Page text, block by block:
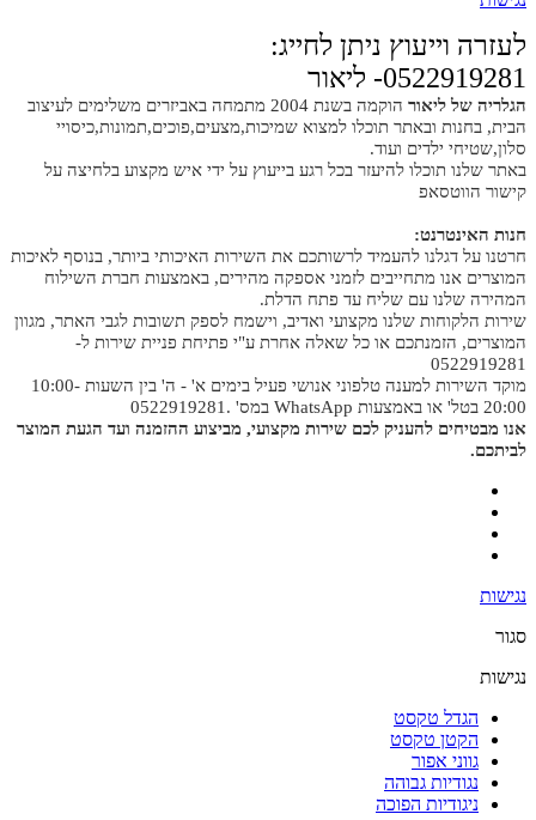
לעזרה וייעוץ ניתן לחייג:
0522919281- ליאור
הגלריה של ליאור
הוקמה בשנת 2004 מתמחה באביזרים משלימים לעיצוב
הבית, בחנות ובאתר תוכלו למצוא שמיכות,מצעים,פוכים,תמונות,כיסויי
סלון,שטיחי ילדים ועוד.
באתר שלנו תוכלו להיעזר בכל רגע בייעוץ על ידי איש מקצוע בלחיצה על
קישור הווטסאפ
חנות האינטרנט:
חרטנו על דגלנו להעמיד לרשותכם את השירות האיכותי ביותר, בנוסף לאיכות
המוצרים אנו מתחייבים לזמני אספקה מהירים, באמצעות חברת השילוח
המהירה שלנו עם שליח עד פתח הדלת.
שירות הלקוחות שלנו מקצועי ואדיב, וישמח לספק תשובות לגבי האתר, מגוון
המוצרים, הזמנתכם או כל שאלה אחרת ע"י פתיחת פניית שירות ל-
0522919281
מוקד השירות למענה טלפוני אנושי פעיל בימים א' - ה' בין השעות 10:00-
20:00 בטל' או באמצעות WhatsApp במס' .0522919281
אנו מבטיחים להעניק לכם שירות מקצועי, מביצוע ההזמנה ועד הגעת המוצר
לביתכם.
נגישות
סגור
נגישות
הגדל טקסט
הקטן טקסט
גווני אפור
נגודיות גבוהה
ניגודיות הפוכה